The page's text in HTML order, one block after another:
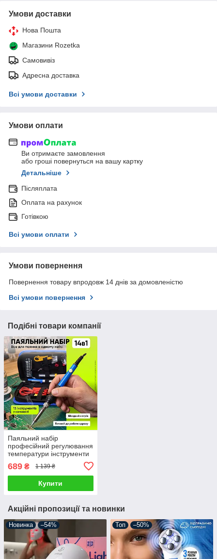
Умови доставки
Нова Пошта
Магазини Rozetka
Самовивіз
Адресна доставка
Всі умови доставки
Умови оплати
Ви отримаєте замовлення
або гроші повернуться на вашу картку
Детальніше
Післяплата
Оплата на рахунок
Готівкою
Всі умови оплати
Умови повернення
Повернення товару впродовж 14 днів за домовленістю
Всі умови повернення
Подібні товари компанії
Паяльний набір
професійний регулювання
температури інструменти
для паяння з цифровим
паяльником
689 ₴ 1 139 ₴
Купити
Акційні пропозиції та новинки
Новинка –54% Топ –50%